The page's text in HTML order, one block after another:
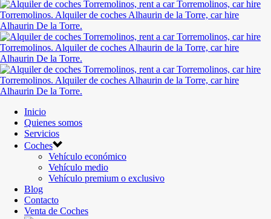
Inicio
Quienes somos
Servicios
Coches
Vehículo económico
Vehículo medio
Vehículo premium o exclusivo
Blog
Contacto
Venta de Coches